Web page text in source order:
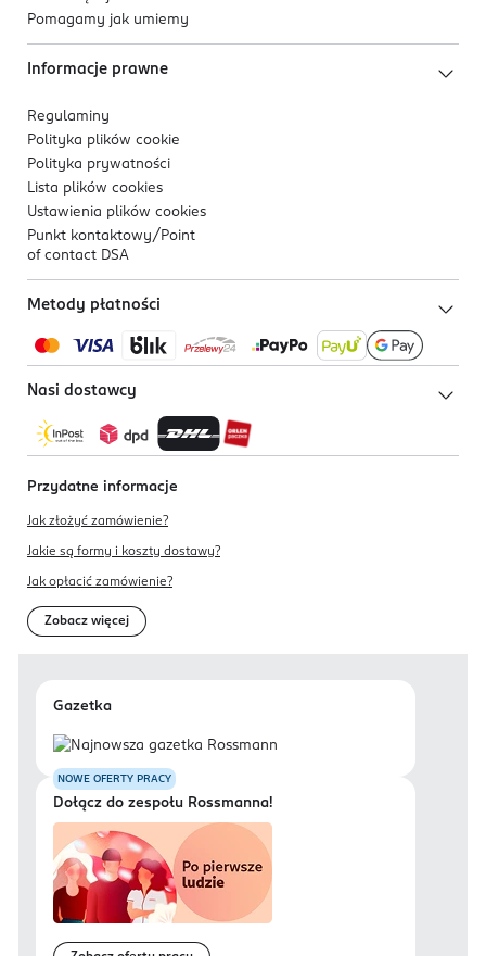
Pomagamy jak umiemy
Informacje prawne
Regulaminy
Polityka plików cookie
Polityka prywatności
Lista plików cookies
Ustawienia plików cookies
Punkt kontaktowy/ Point
of contact DSA
Metody płatności
Nasi dostawcy
Przydatne informacje
Jak złożyć zamówienie?
Jakie są formy i koszty dostawy?
Jak opłacić zamówienie?
Zobacz więcej
Gazetka
NOWE OFERTY PRACY
Dołącz do zespołu Rossmanna!